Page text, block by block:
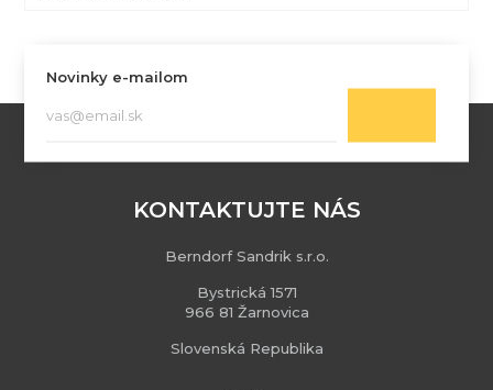
Novinky e-mailom
KONTAKTUJTE NÁS
Berndorf Sandrik s.r.o.
Bystrická 1571
966 81 Žarnovica
Slovenská Republika